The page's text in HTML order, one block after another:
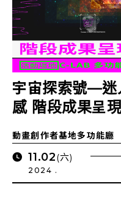
宇宙探索號—迷
感 階段成果呈現
動畫創作者基地多功能廳
11.02(六)
2024 .